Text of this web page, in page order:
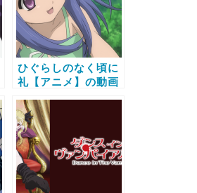
ひぐらしのなく頃に
礼【アニメ】の動画
無料で全話視聴する
方法